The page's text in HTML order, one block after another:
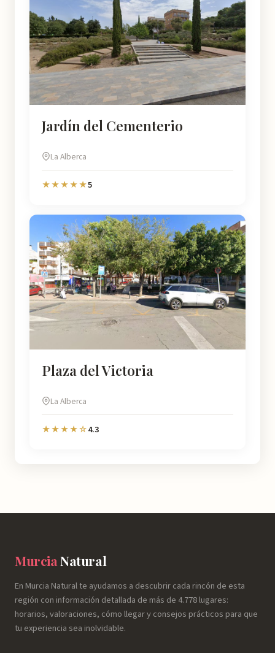
Jardín del Cementerio
La Alberca
★★★★★5
Plaza del Victoria
La Alberca
★★★★☆4.3
Murcia Natural
En Murcia Natural te ayudamos a descubrir cada rincón de esta
región con información detallada de más de 4.778 lugares:
horarios, valoraciones, cómo llegar y consejos prácticos para que
tu experiencia sea inolvidable.